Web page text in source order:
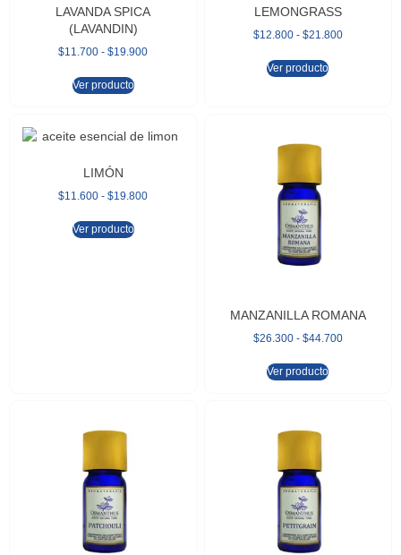
LAVANDA SPICA
(LAVANDIN)
$11.700 - $19.900
Ver producto
LEMONGRASS
$12.800 - $21.800
Ver producto
LIMÓN
$11.600 - $19.800
Ver producto
MANZANILLA ROMANA
$26.300 - $44.700
Ver producto